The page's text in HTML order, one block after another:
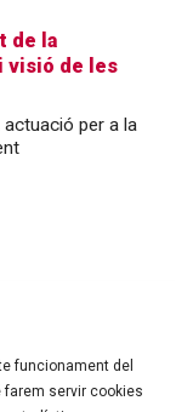
de la
visió de les
per a la
funcionament del
farem servir cookies